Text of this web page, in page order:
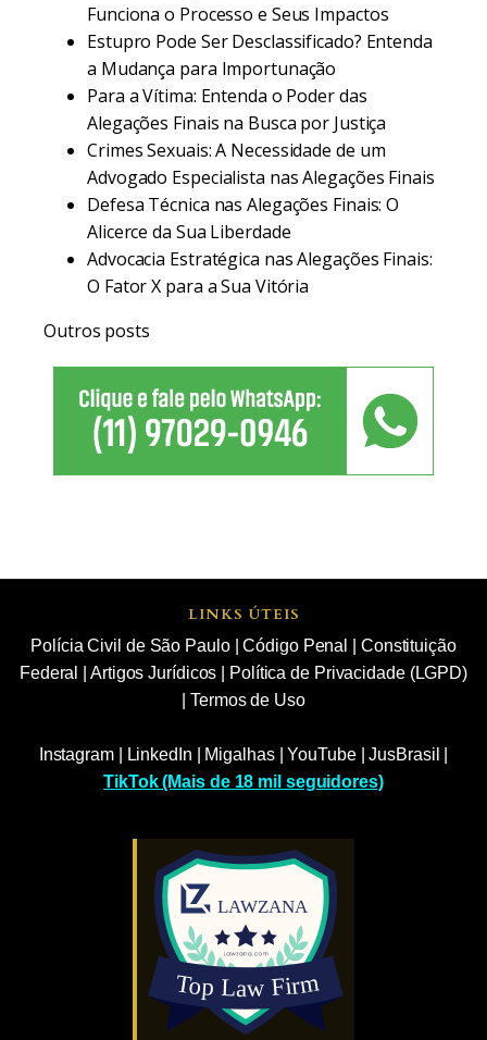
Funciona o Processo e Seus Impactos
Estupro Pode Ser Desclassificado? Entenda
a Mudança para Importunação
Para a Vítima: Entenda o Poder das
Alegações Finais na Busca por Justiça
Crimes Sexuais: A Necessidade de um
Advogado Especialista nas Alegações Finais
Defesa Técnica nas Alegações Finais: O
Alicerce da Sua Liberdade
Advocacia Estratégica nas Alegações Finais:
O Fator X para a Sua Vitória
Outros posts
LINKS ÚTEIS
Polícia Civil de São Paulo|Código Penal
Constituição
Federal
Artigos Jurídicos
Política de Privacidade (LGPD)
|Termos de Uso
Instagram| LinkedIn Migalhas|YouTube|JusBrasil
TikTok (Mais de 18 mil seguidores)